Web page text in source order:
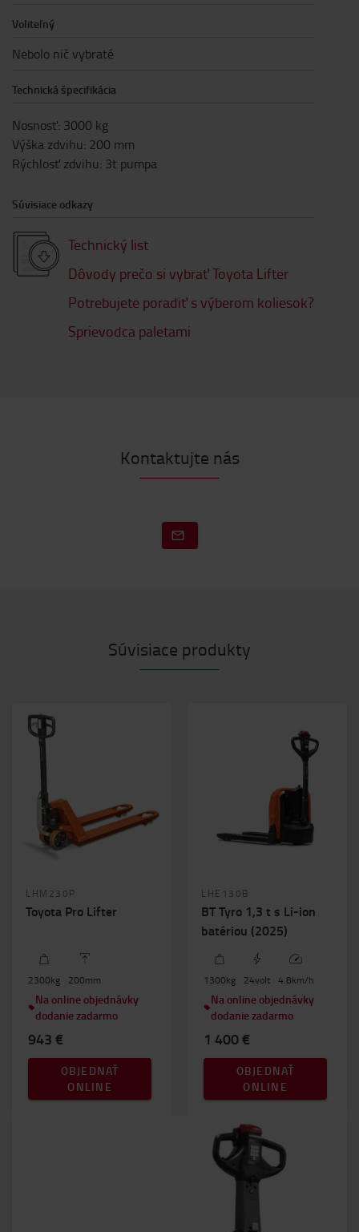
Voliteľný
Nebolo nič vybraté
Technická špecifikácia
Nosnosť: 3000 kg
Výška zdvihu: 200 mm
Rýchlosť zdvihu: 3t pumpa
Súvisiace odkazy
Technický list
Dôvody prečo si vybrať Toyota Lifter
Potrebujete poradiť s výberom koliesok?
Sprievodca paletami
Kontaktujte nás
Súvisiace produkty
LHM230P
Toyota Pro Lifter
2300kg 200mm
Na online objednávky
dodanie zadarmo
943 €
OBJEDNAŤ
ONLINE
LHE130B
BT Tyro 1,3 t s Li-ion
batériou (2025)
1300kg 24volt 4.8km/h
Na online objednávky
dodanie zadarmo
1 400 €
OBJEDNAŤ
ONLINE